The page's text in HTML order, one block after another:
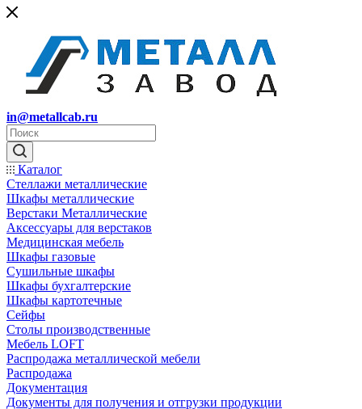
in@metallcab.ru
Каталог
Стеллажи металлические
Шкафы металлические
Верстаки Металлические
Аксессуары для верстаков
Медицинская мебель
Шкафы газовые
Сушильные шкафы
Шкафы бухгалтерские
Шкафы картотечные
Сейфы
Столы производственные
Мебель LOFT
Распродажа металлической мебели
Распродажа
Документация
Документы для получения и отгрузки продукции